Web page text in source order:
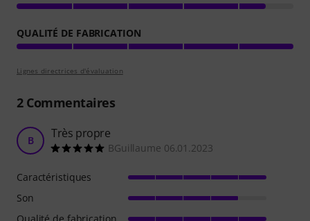
QUALITÉ DE FABRICATION
Lignes directrices d'évaluation
2Commentaires
B Très propre
BGuillaume 06.01.2023
Caractéristiques
Son
Qualité de fabrication